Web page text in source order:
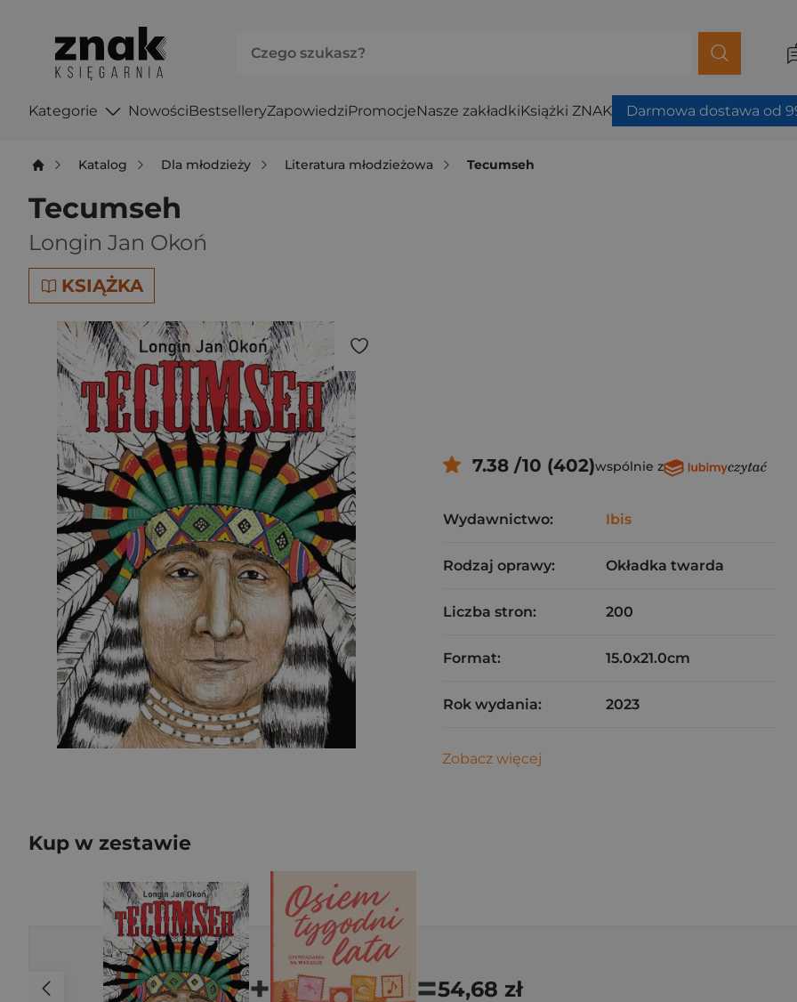
Kategorie NowościBestselleryZapowiedziPromocjeNasze zakładkiKsiążki ZNAK Darmowa dostawa od
Katalog Dla młodzieży Literatura młodzieżowa Tecumseh
Tecumseh
Longin Jan Okoń
KSIĄŻKA
7.38 /10 (402)wspólnie z
Wydawnictwo: Ibis
Rodzaj oprawy: Okładka twarda
Liczba stron: 200
Format: 15.0x21.0cm
Rok wydania: 2023
Zobacz więcej
Kup w zestawie
+ =54,68 zł